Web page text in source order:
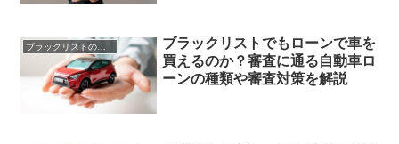
ブラックリストの心配事
ブラックリストでもローンで車を
買えるのか？審査に通る自動車ロ
ーンの種類や審査対策を解説